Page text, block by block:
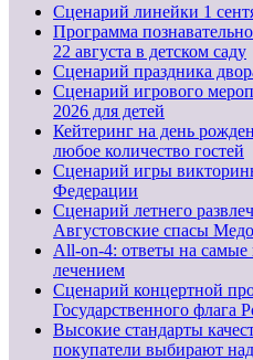
Cценарий линейки 1
Программа
22 августа в детском саду
Сценарий праздника
Сценарий игрового
2026 для детей
Кейтеринг на день
любое количество гостей
Сценарий игры
Федерации
Сценарий летнего
Августовские спасы
All-on-4: ответы на
лечением
Сценарий концертной
Государственного флага
Высокие стандарты
покупатели выбирают